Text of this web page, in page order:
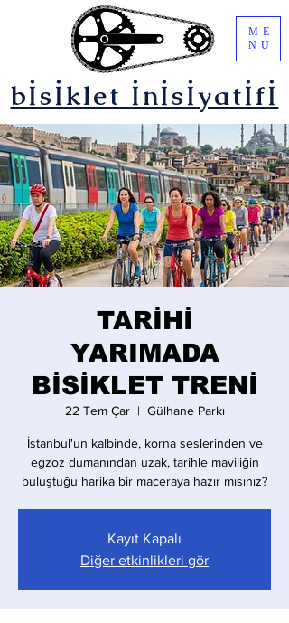
bİsİklet İnİsİyatİfİ
ME
NU
TARİHİ
YARIMADA
BİSİKLET TRENİ
22 Tem Çar
  |
Gülhane Parkı
İstanbul'un kalbinde, korna seslerinden ve
egzoz dumanından uzak, tarihle maviliğin
buluştuğu harika bir maceraya hazır mısınız?
Kayıt Kapalı
Diğer etkinlikleri gör